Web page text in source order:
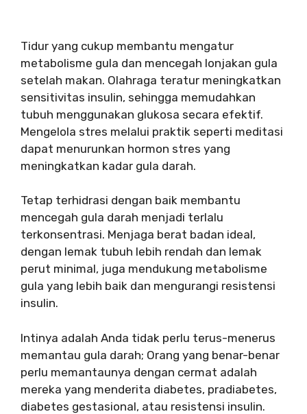
Tidur yang cukup membantu mengatur
metabolisme gula dan mencegah lonjakan gula
setelah makan. Olahraga teratur meningkatkan
sensitivitas insulin, sehingga memudahkan
tubuh menggunakan glukosa secara efektif.
Mengelola stres melalui praktik seperti meditasi
dapat menurunkan hormon stres yang
meningkatkan kadar gula darah.
Tetap terhidrasi dengan baik membantu
mencegah gula darah menjadi terlalu
terkonsentrasi. Menjaga berat badan ideal,
dengan lemak tubuh lebih rendah dan lemak
perut minimal, juga mendukung metabolisme
gula yang lebih baik dan mengurangi resistensi
insulin.
Intinya adalah Anda tidak perlu terus-menerus
memantau gula darah; Orang yang benar-benar
perlu memantaunya dengan cermat adalah
mereka yang menderita diabetes, pradiabetes,
diabetes gestasional, atau resistensi insulin.